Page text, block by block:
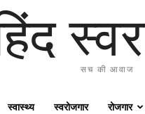
सच की आवाज
स्वास्थ्य स्वरोजगार रोजगार